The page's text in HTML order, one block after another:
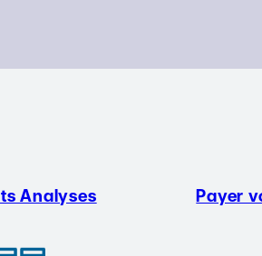
Analyses Payer